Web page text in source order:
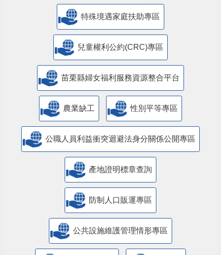
特殊境遇家庭扶助專區
兒童權利公約(CRC)專區
苗栗縣婦女福利服務資源整合平台
農業缺工 性別平等專區
公職人員利益衝突迴避法身分關係公開專區
產地證明標章查詢
防制人口販運專區
​公共設施維護管理情形專區